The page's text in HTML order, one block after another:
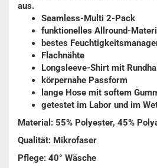
aus.
Seamless-Multi 2-Pack
funktionelles Allround-
bestes
Flachnähte
Longsleeve-Shirt mit
körpernahe Passform
lange Hose mit softem
getestet im Labor und im
Material: 55% Polyester, 45%
Qualität: Mikrofaser
Pflege: 40° Wäsche